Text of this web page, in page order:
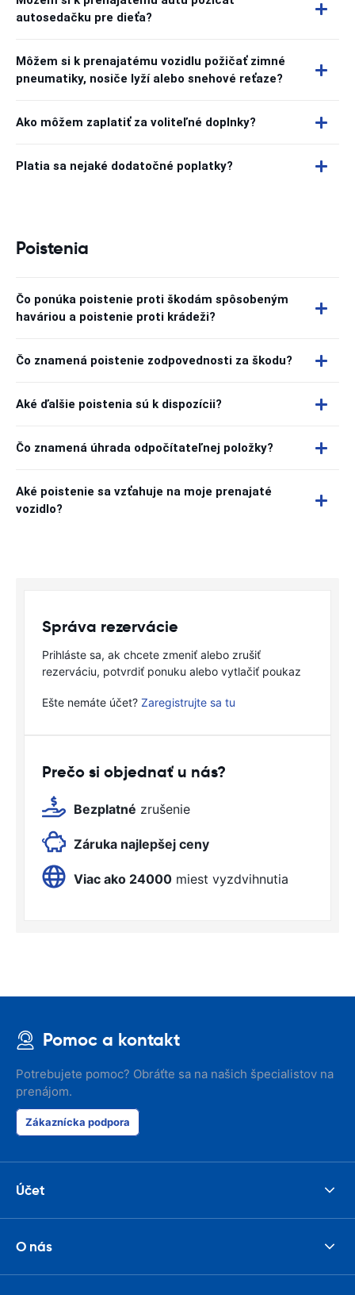
autosedačku pre dieťa?
Môžem si k prenajatému vozidlu požičať zimné
pneumatiky, nosiče lyží alebo snehové reťaze?
Ako môžem zaplatiť za voliteľné doplnky?
Platia sa nejaké dodatočné poplatky?
Poistenia
Čo ponúka poistenie proti škodám spôsobeným
haváriou a poistenie proti krádeži?
Čo znamená poistenie zodpovednosti za škodu?
Aké ďalšie poistenia sú k dispozícii?
Čo znamená úhrada odpočítateľnej položky?
Aké poistenie sa vzťahuje na moje prenajaté
vozidlo?
Správa rezervácie
Prihláste sa, ak chcete zmeniť alebo zrušiť
rezerváciu, potvrdiť ponuku alebo vytlačiť poukaz
Ešte nemáte účet? Zaregistrujte sa tu
Prečo si objednať u nás?
Bezplatné zrušenie
Záruka najlepšej ceny
Viac ako 24000 miest vyzdvihnutia
Pomoc a kontakt
Potrebujete pomoc? Obráťte sa na našich špecialistov na
prenájom.
Zákaznícka podpora
Účet
O nás